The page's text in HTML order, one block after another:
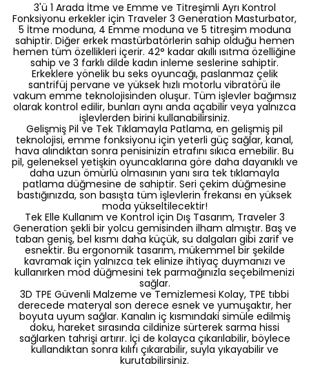
3'ü 1 Arada İtme ve Emme ve Titreşimli Ayrı Kontrol
Fonksiyonu erkekler için Traveler 3 Generation Masturbator,
5 İtme moduna, 4 Emme moduna ve 5 titreşim moduna
sahiptir. Diğer erkek mastürbatörlerin sahip olduğu hemen
hemen tüm özellikleri içerir. 42° kadar akıllı ısıtma özelliğine
sahip ve 3 farklı dilde kadın inleme seslerine sahiptir.
Erkeklere yönelik bu seks oyuncağı, paslanmaz çelik
santrifüj pervane ve yüksek hızlı motorlu vibratörü ile
vakum emme teknolojisinden oluşur. Tüm işlevler bağımsız
olarak kontrol edilir, bunları aynı anda açabilir veya yalnızca
işlevlerden birini kullanabilirsiniz.
Gelişmiş Pil ve Tek Tıklamayla Patlama, en gelişmiş pil
teknolojisi, emme fonksiyonu için yeterli güç sağlar, kanal,
hava alındıktan sonra penisinizin etrafını sıkıca emebilir. Bu
pil, geleneksel yetişkin oyuncaklarına göre daha dayanıklı ve
daha uzun ömürlü olmasının yanı sıra tek tıklamayla
patlama düğmesine de sahiptir. Seri çekim düğmesine
bastığınızda, son basışta tüm işlevlerin frekansı en yüksek
moda yükseltilecektir!
Tek Elle Kullanım ve Kontrol için Dış Tasarım, Traveler 3
Generation şekli bir yolcu gemisinden ilham almıştır. Baş ve
taban geniş, bel kısmı daha küçük, su dalgaları gibi zarif ve
esnektir. Bu ergonomik tasarım, mükemmel bir şekilde
kavramak için yalnızca tek elinize ihtiyaç duymanızı ve
kullanırken mod düğmesini tek parmağınızla seçebilmenizi
sağlar.
3D TPE Güvenli Malzeme ve Temizlemesi Kolay, TPE tıbbi
derecede materyal son derece esnek ve yumuşaktır, her
boyuta uyum sağlar. Kanalın iç kısmındaki simüle edilmiş
doku, hareket sırasında cildinize sürterek sarma hissi
sağlarken tahrişi artırır. İçi de kolayca çıkarılabilir, böylece
kullandıktan sonra kılıfı çıkarabilir, suyla yıkayabilir ve
kurutabilirsiniz.